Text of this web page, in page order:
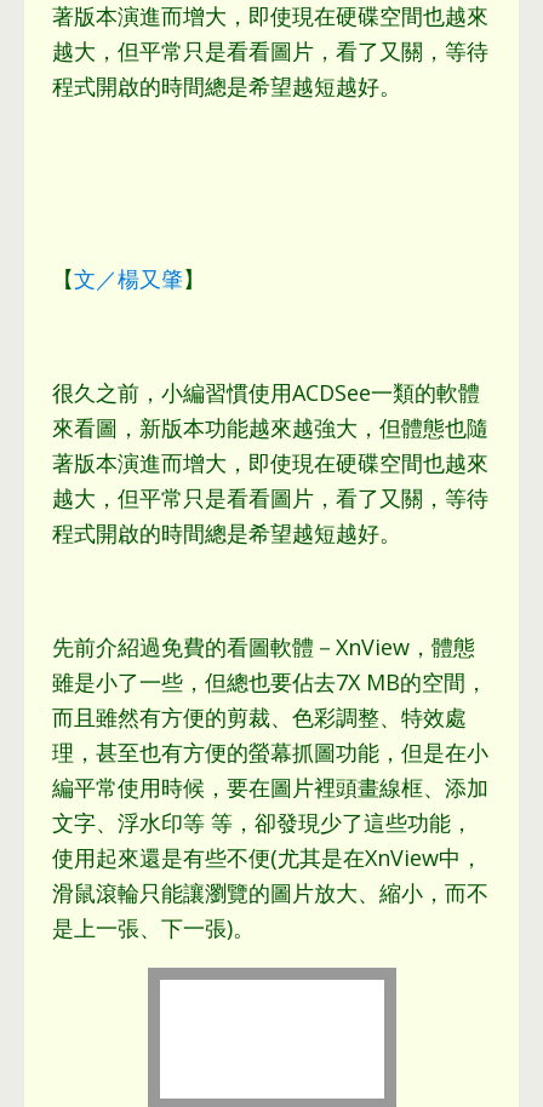
著版本演進而增大 ， 即使現在硬碟空間也越來
越大 ， 但平常只是看看圖片， 看了又關 ， 等待
程式開啟的時間總是希望越短越好。
【文／楊又肇】
很久之前， 小編習慣使用ACDSee一類的軟體
來看圖 ， 新版本功能越來越強大 ， 但體態也隨
著版本演進而增大 ， 即使現在硬碟空間也越來
越大 ， 但平常只是看看圖片， 看了又關 ， 等待
程式開啟的時間總是希望越短越好。
先前介紹過免費的看圖軟體－XnView， 體態
雖是小了一些， 但總也要佔去7X MB的空間 ，
而且雖然有方便的剪裁、 色彩調整、 特效處
理 ， 甚至也有方便的螢幕抓圖功能， 但是在小
編平常使用時候 ， 要在圖片裡頭畫線框、 添加
文字、 浮水印等 等， 卻發現少了這些功能，
使用起來還是有些不便(尤其是在XnView中 ，
滑鼠滾輪只能讓瀏覽的圖片放大、 縮小， 而不
是上一張、 下一張)。